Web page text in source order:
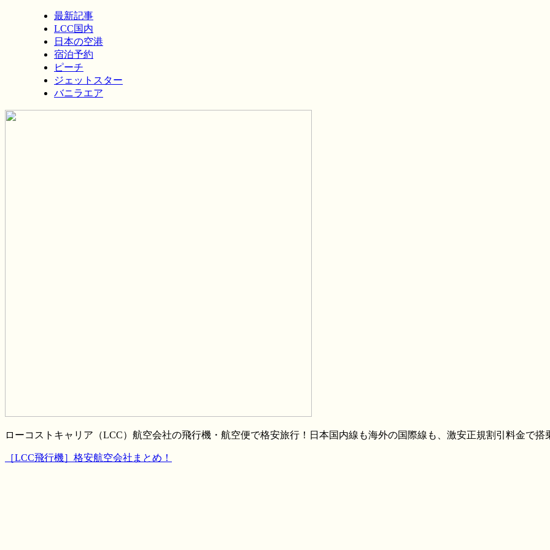
最新記事
LCC国内
日本の空港
宿泊予約
ピーチ
ジェットスター
バニラエア
ローコストキャリア（LCC）航空会社の飛行機・航空便で格安旅行！日本国内線も海外の国際線も、激安正規割引料金で搭
［LCC飛行機］格安航空会社まとめ！